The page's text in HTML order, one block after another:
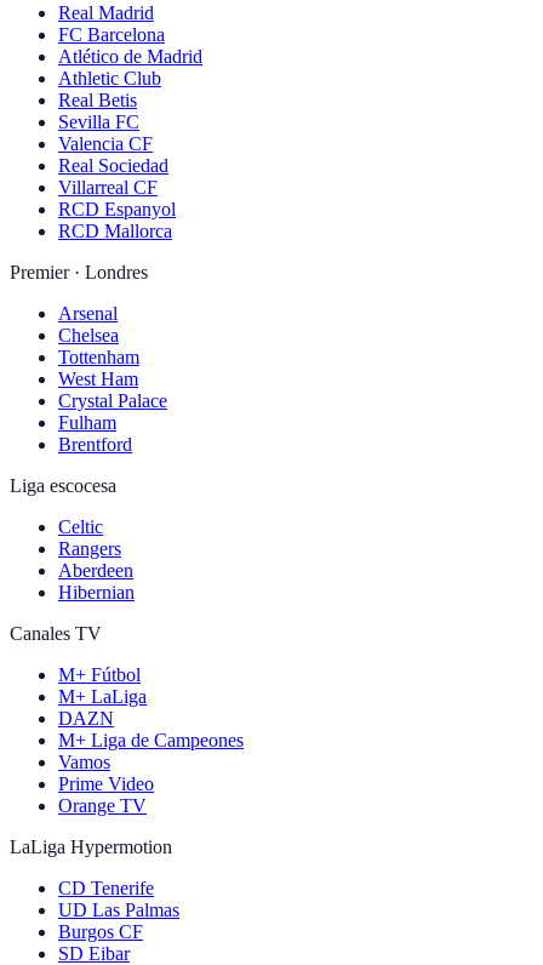
Real Madrid
FC Barcelona
Atlético de Madrid
Athletic Club
Real Betis
Sevilla FC
Valencia CF
Real Sociedad
Villarreal CF
RCD Espanyol
RCD Mallorca
Premier · Londres
Arsenal
Chelsea
Tottenham
West Ham
Crystal Palace
Fulham
Brentford
Liga escocesa
Celtic
Rangers
Aberdeen
Hibernian
Canales TV
M+ Fútbol
M+ LaLiga
DAZN
M+ Liga de Campeones
Vamos
Prime Video
Orange TV
LaLiga Hypermotion
CD Tenerife
UD Las Palmas
Burgos CF
SD Eibar